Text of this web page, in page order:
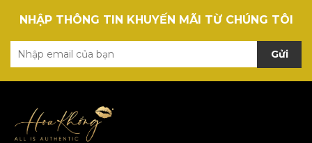
NHẬP THÔNG TIN KHUYẾN MÃI TỪ CHÚNG TÔI
Gửi